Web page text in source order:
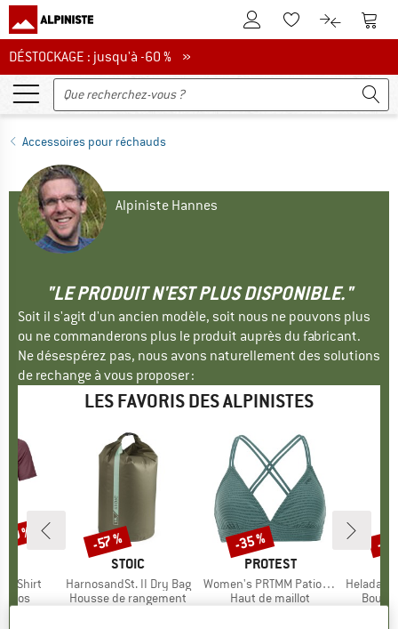
Vers le compte client
Vers la liste
Vers le
DÉSTOCKAGE : jusqu'à -60 %
DÉSTOCKAGE : jusqu'à -60 % »
Accessoires pour réchauds
Alpiniste Hannes
"LE PRODUIT N'EST PLUS DISPONIBLE."
Soit il s'agit d'un ancien modèle, soit nous ne pouvons plus
ou ne commanderons plus le produit auprès du fabricant.
Ne désespérez pas, nous avons naturellement des solutions
de rechange à vous proposer :
LES FAVORIS DES ALPINISTES
T-Shirt
réduit
de
%
MARQUE
STOIC
Article
HarnosandSt. II Dry Bag
Product group
Housse de rangement
Remise
-57 %
MARQUE
PROTEST
Article
Women's PRTMM Patio Triangle
Product group
Haut de maillot
Remise
-35 %
Article
HeladagenSt.
24,95
-